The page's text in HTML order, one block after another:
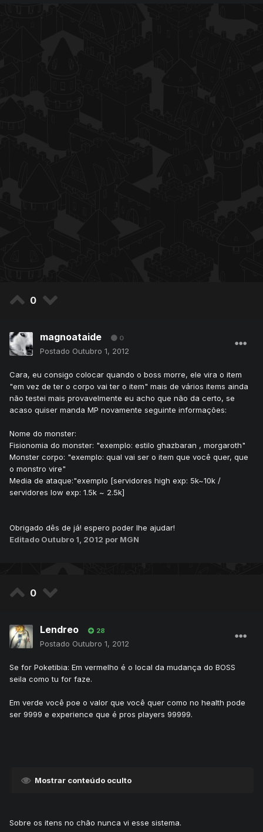
0
magnoataide 0
Postado Outubro 1, 2012
Cara, eu consigo colocar quando o boss morre, ele vira o item
"em vez de ter o corpo vai ter o item" mais de vários items ainda
não testei mais provavelmente eu acho que não da certo, se
acaso quiser manda MP novamente seguinte informações:
Nome do monster:
Fisionomia do monster: "exemplo: estilo ghazbaran , morgaroth"
Monster corpo: "exemplo: qual vai ser o item que você quer, que
o monstro vire"
Media de ataque:"exemplo [servidores high exp: 5k~10k /
servidores low exp: 1.5k ~ 2.5k]
Obrigado dês de já! espero poder lhe ajudar!
Editado Outubro 1, 2012 por MGN
0
Lendreo 28
Postado Outubro 1, 2012
Se for Poketibia: Em vermelho é o local da mudança do BOSS
seila como tu for faze.
Em verde você poe o valor que você quer como no health pode
ser 9999 e experience que é pros players 99999.
Mostrar conteúdo oculto
Sobre os itens no chão nunca vi esse sistema.